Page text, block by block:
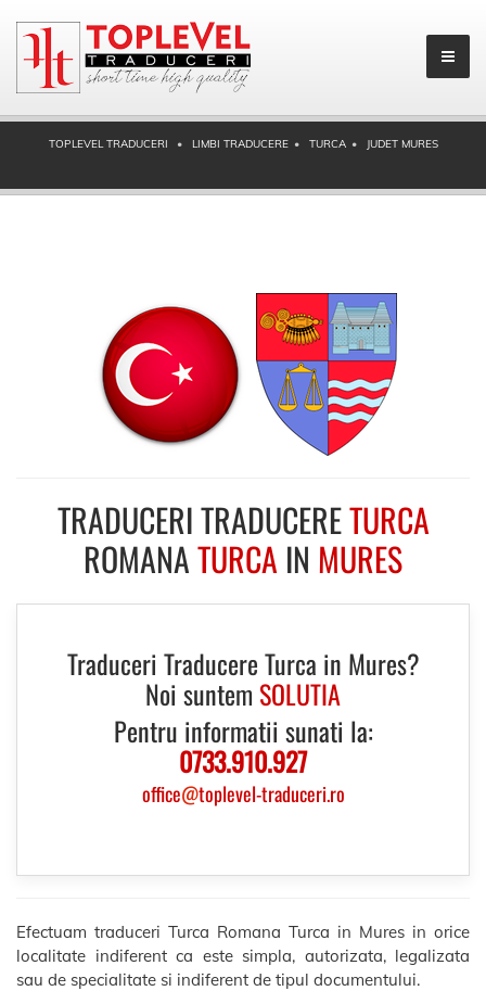
TOPLEVEL TRADUCERI LIMBI TRADUCERE TURCA JUDET MURES
TRADUCERI TRADUCERETURCA
ROMANATURCA IN MURES
Traduceri Traducere Turca in Mures?
Noi suntem SOLUTIA
Pentru informatii sunati la:
0733.910.927
office@toplevel-traduceri.ro
Efectuam traduceri Turca Romana Turca in Mures in orice
localitate indiferent ca este simpla, autorizata, legalizata
sau de specialitate si indiferent de tipul documentului.